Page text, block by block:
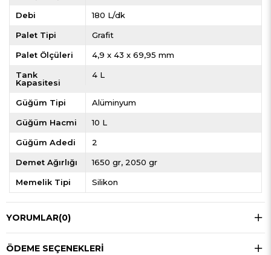
Debi 180 L/dk
Palet Tipi Grafit
Palet Ölçüleri 4,9 x 43 x 69,95 mm
Tank
Kapasitesi
4 L
Güğüm Tipi Alüminyum
Güğüm Hacmi 10 L
Güğüm Adedi 2
Demet Ağırlığı 1650 gr 2050 gr
Memelik Tipi Silikon
YORUMLAR(0)
ÖDEME SEÇENEKLERI